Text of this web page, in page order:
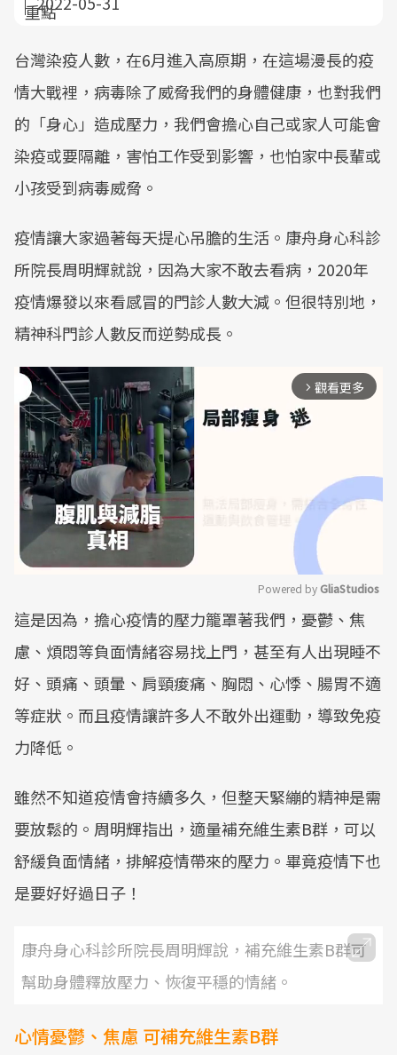
台灣染疫人數，在6月進入高原期，在這場漫長的疫
情大戰裡，病毒除了威脅我們的身體健康，也對我們
的「身心」造成壓力，我們會擔心自己或家人可能會
染疫或要隔離，害怕工作受到影響，也怕家中長輩或
小孩受到病毒威脅。
疫情讓大家過著每天提心吊膽的生活。康舟身心科診
所院長周明輝就說，因為大家不敢去看病，2020年
疫情爆發以來看感冒的門診人數大減。但很特別地，
精神科門診人數反而逆勢成長。
arrow_forward_ios 觀看更多
Mute
Powered by GliaStudios
這是因為，擔心疫情的壓力籠罩著我們，憂鬱、焦
慮、煩悶等負面情緒容易找上門，甚至有人出現睡不
好、頭痛、頭暈、肩頸痠痛、胸悶、心悸、腸胃不適
等症狀。而且疫情讓許多人不敢外出運動，導致免疫
力降低。
雖然不知道疫情會持續多久，但整天緊繃的精神是需
要放鬆的。周明輝指出，適量補充維生素B群，可以
舒緩負面情緒，排解疫情帶來的壓力。畢竟疫情下也
是要好好過日子！
康舟身心科診所院長周明輝說，補充維生素B群可
幫助身體釋放壓力、恢復平穩的情緒。
心情憂鬱、焦慮 可補充維生素B群